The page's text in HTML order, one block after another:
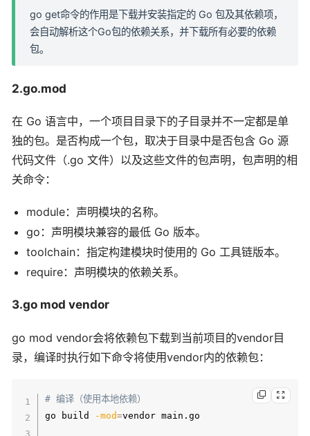
go get命令的作用是下载并安装指定的 Go 包及其依赖项，
会自动解析这个Go包的依赖关系，并下载所有必要的依赖
包。
2.go.mod
在 Go 语言中，一个项目目录下的子目录并不一定都是单
独的包。是否构成一个包，取决于目录中是否包含 Go 源
代码文件（.go 文件）以及这些文件的包声明，包声明的相
关命令：
module：声明模块的名称。
go：声明模块兼容的最低 Go 版本。
toolchain：指定构建模块时使用的 Go 工具链版本。
require：声明模块的依赖关系。
3.go mod vendor
go mod vendor会将依赖包下载到当前项目的vendor目
录，编译时执行如下命令将使用vendor内的依赖包：
# 编译（使用本地依赖）
go build
-mod=vendor main.go